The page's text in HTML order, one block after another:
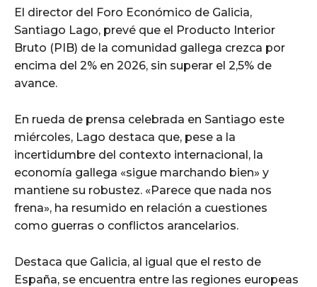
El director del Foro Económico de Galicia,
Santiago Lago, prevé que el Producto Interior
Bruto (PIB) de la comunidad gallega crezca por
encima del 2% en 2026, sin superar el 2,5% de
avance.
En rueda de prensa celebrada en Santiago este
miércoles, Lago destaca que, pese a la
incertidumbre del contexto internacional, la
economía gallega «sigue marchando bien» y
mantiene su robustez. «Parece que nada nos
frena», ha resumido en relación a cuestiones
como guerras o conflictos arancelarios.
Destaca que Galicia, al igual que el resto de
España, se encuentra entre las regiones europeas